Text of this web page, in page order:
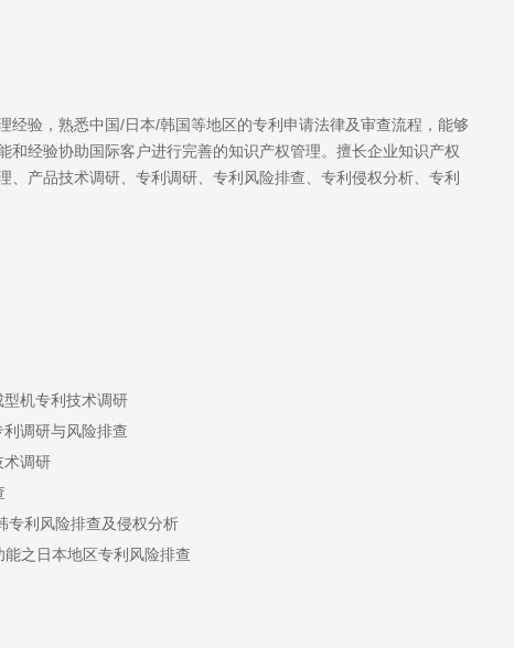
经验，熟悉中国/日本/韩国等地区的专利申请法律及审查流程，能够
和经验协助国际客户进行完善的知识产权管理。擅长企业知识产权
、产品技术调研、专利调研、专利风险排查、专利侵权分析、专利
型机专利技术调研
调研与风险排查
术调研
专利风险排查及侵权分析
能之日本地区专利风险排查